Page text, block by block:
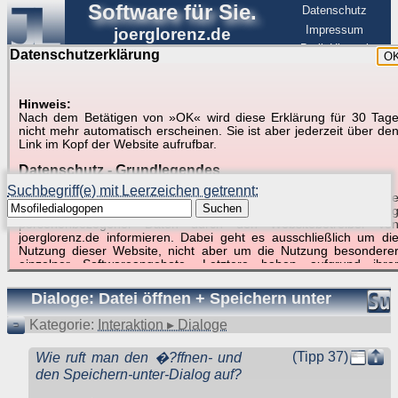
Datenschutzerklärung
Hinweis:
Nach dem Betätigen von »OK« wird diese Erklärung für 30 Tage
nicht mehr automatisch erscheinen. Sie ist aber jederzeit über den
Link im Kopf der Website aufrufbar.
Datenschutz - Grundlegendes
Diese Datenschutzerklärung soll die Nutzer dieser Website über die
Art, den Umfang und den Zweck der Erhebung und Verwendung
personenbezogener Daten durch den Websitebetreiber von
joerglorenz.de informieren. Dabei geht es ausschließlich um die
Nutzung dieser Website, nicht aber um die Nutzung besonderer
einzelner Softwareangebote. Letztere haben aufgrund ihrer
gespeichert werden müssen, die für das Funktionieren erforderlich
sind. Hier ist es wichtig, dass Sie selbst zum Testen dieser
Funktionen möglichst erfundene Daten verwenden. Ansonsten wird
auf die spezifischen Besonderheiten beim jeweiligen Angebot
Generell gilt: Wenn Sie ein Angebot bei den Add-Ins nutzen, bei
dem Daten übertragen werden, werden diese Daten auf dem
Software für Sie.
joerglorenz.de
Datenschutz
Impressum
BerlinHimmel
Suche in Beispielen und Tipps zu Excel und
VBA
Suchbegriff(e) mit Leerzeichen getrennt:
Suchen
Suchergebnisse (1 Treffer, 1 Begriff)
Dialoge: Datei öffnen + Speichern unter
Kategorie: Interaktion ▸ Dialoge
(Tipp 37)
Wie ruft man den �?ffnen- und
den Speichern-unter-Dialog auf?